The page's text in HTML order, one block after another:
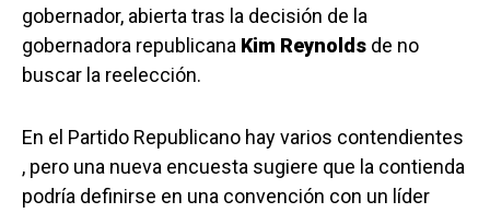
gobernador, abierta tras la decisión de la
gobernadora republicana Kim Reynolds de no
buscar la reelección.
En el Partido Republicano hay varios contendientes
, pero una nueva encuesta sugiere que la contienda
podría definirse en una convención con un líder